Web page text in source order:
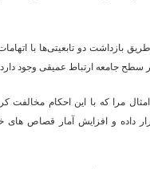
بازداشت دو تابعیتی‌ها با
سطح جامعه ارتباط عمیقی وجود
مرا که با این احکام مخالفت
و افزایش آمار قصاص های